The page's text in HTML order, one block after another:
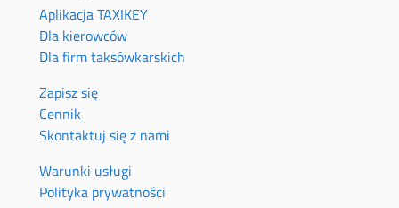
Aplikacja TAXIKEY
Dla kierowców
Dla firm taksówkarskich
Zapisz się
Cennik
Skontaktuj się z nami
Warunki usługi
Polityka prywatności